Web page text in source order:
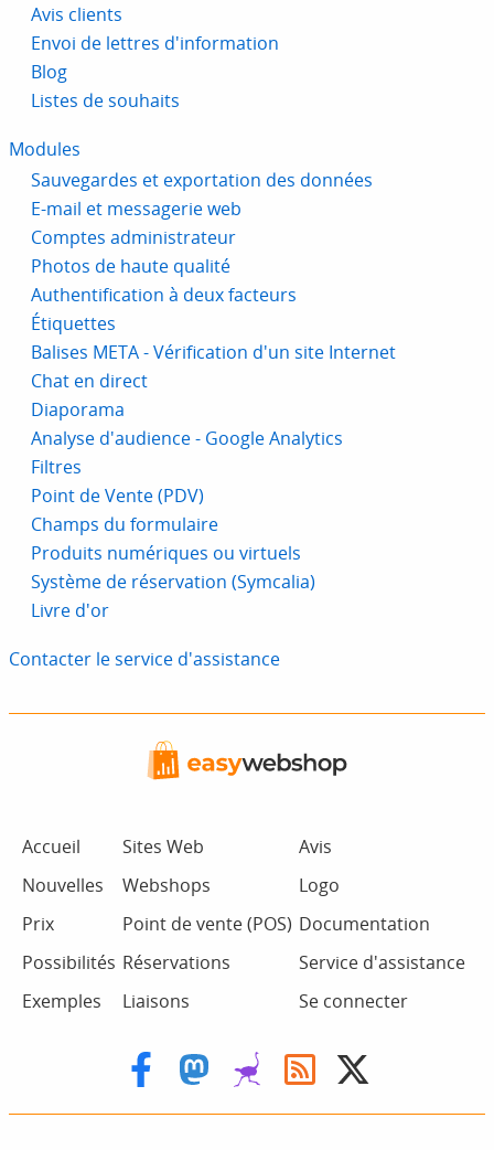
Avis clients
Envoi de lettres d'information
Blog
Listes de souhaits
Modules
Sauvegardes et exportation des données
E-mail et messagerie web
Comptes administrateur
Photos de haute qualité
Authentification à deux facteurs
Étiquettes
Balises META - Vérification d'un site Internet
Chat en direct
Diaporama
Analyse d'audience - Google Analytics
Filtres
Point de Vente (PDV)
Champs du formulaire
Produits numériques ou virtuels
Système de réservation (Symcalia)
Livre d'or
Contacter le service d'assistance
Accueil
Nouvelles
Prix
Possibilités
Exemples
Sites Web
Webshops
Point de vente (POS)
Réservations
Liaisons
Avis
Logo
Documentation
Service d'assistance
Se connecter